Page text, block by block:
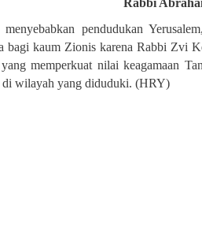
Rabbi
pendudukan
bagi kaum Zionis karena Rabbi Zvi
memperkuat nilai keagamaan
di wilayah yang diduduki. (HRY)